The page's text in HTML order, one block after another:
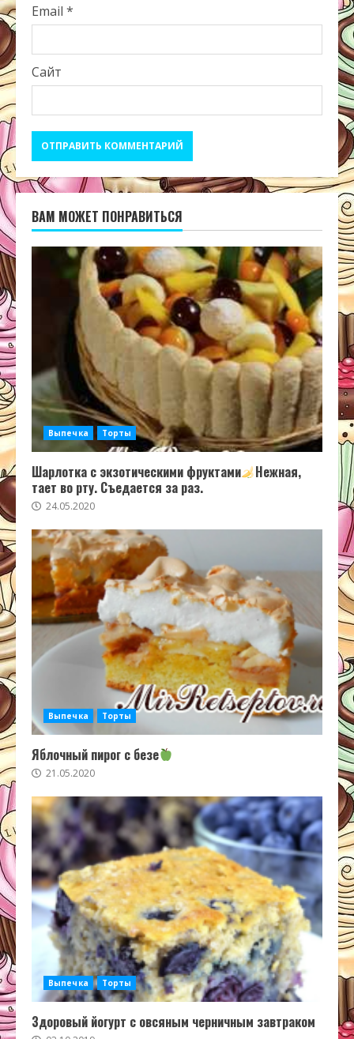
Email *
Сайт
ВАМ МОЖЕТ ПОНРАВИТЬСЯ
Выпечка Торты
Шарлотка с экзотическими фруктами
Нежная,
тает во рту. Съедается за раз.
24.05.2020
Выпечка Торты
Яблочный пирог с безе
21.05.2020
Выпечка Торты
Здоровый йогурт с овсяным черничным завтраком